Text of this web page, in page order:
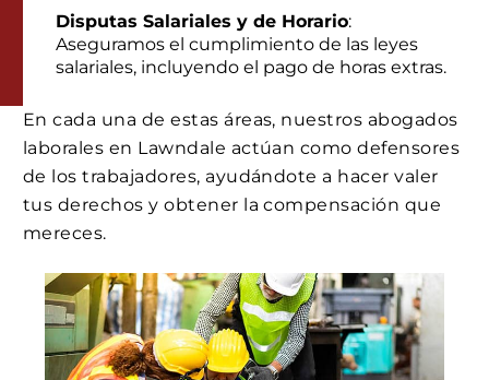
Disputas Salariales y de Horario:
Aseguramos el cumplimiento de las leyes
salariales, incluyendo el pago de horas extras.
En cada una de estas áreas, nuestros abogados
laborales en Lawndale actúan como defensores
de los trabajadores, ayudándote a hacer valer
tus derechos y obtener la compensación que
mereces.